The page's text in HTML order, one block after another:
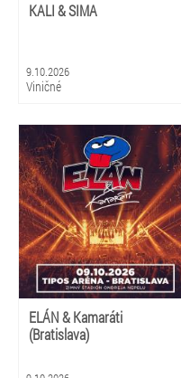
KALI & SIMA
9.10.2026
Viničné
ELÁN & Kamaráti
(Bratislava)